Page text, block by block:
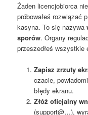
Żaden licencjobiorca
próbowałeś rozwiązać
kasyna. To się nazywa
sporów. Organy
przeszedłeś wszystkie
Zapisz zrzuty
czacie,
błędy ekranu.
Złóż oficjalny
(support@…),